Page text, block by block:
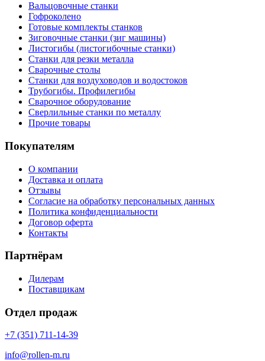
Вальцовочные станки
Гофроколено
Готовые комплекты станков
Зиговочные станки (зиг машины)
Листогибы (листогибочные станки)
Станки для резки металла
Сварочные столы
Станки для воздуховодов и водостоков
Трубогибы. Профилегибы
Сварочное оборудование
Сверлильные станки по металлу
Прочие товары
Покупателям
О компании
Доставка и оплата
Отзывы
Согласие на обработку персональных данных
Политика конфиденциальности
Договор оферта
Контакты
Партнёрам
Дилерам
Поставщикам
Отдел продаж
+7 (351) 711-14-39
info@rollen-m.ru